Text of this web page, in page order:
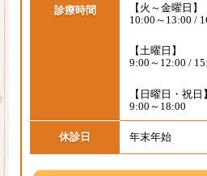
診療時間
【火～金曜日】
10:00～13:00 /
【土曜日】
9:00～12:00 /
【日曜日・祝日】
9:00～18:00
休診日 年末年始